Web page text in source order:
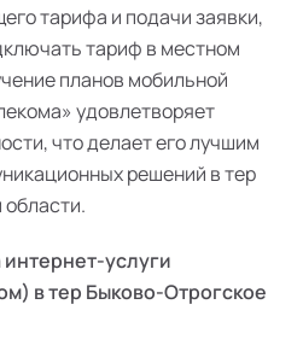
тарифа и подачи заявки,
тариф в местном
планов мобильной
удовлетворяет
что делает его лучшим
решений в тер
услуги
в тер Быково-Отрогское